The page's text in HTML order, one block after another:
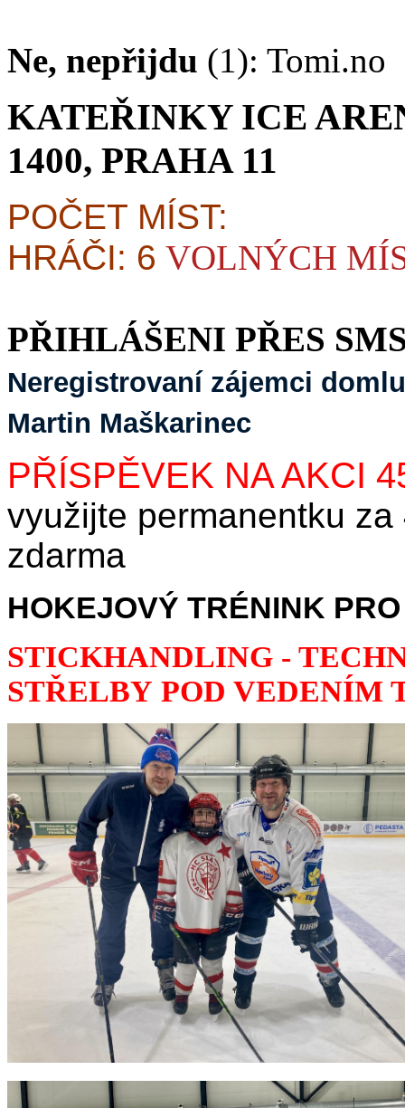
Ne, nepřijdu (1): Tomi.no
KATEŘINKY ICE
1400, PRAHA 11
POČET MÍST:
HRÁČI: 6 VOLNÝCH
PŘIHLÁŠENI PŘES
Neregistrovaní zájemci
Martin Maškarinec
PŘÍSPĚVEK NA AKCI
využijte permanentku
zdarma
HOKEJOVÝ TRÉNINK
STICKHANDLING -
STŘELBY POD VEDENÍM